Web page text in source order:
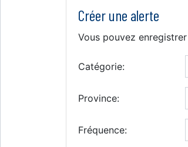
Créer une alerte
Vous pouvez
Catégorie:
Province:
Fréquence: